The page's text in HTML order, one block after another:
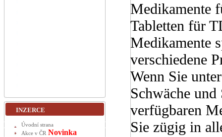
Medikamente
Tabletten für
Medikamente
verschiedene
Wenn Sie
Schwäche
verfügbaren
Sie zügig in
INZERCE
Úvodní strana
Akce v ČR Novinka